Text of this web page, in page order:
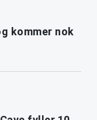
kommer nok